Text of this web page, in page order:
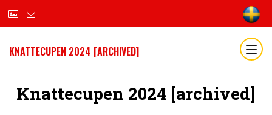
KNATTECUPEN 2024 [ARCHIVED]
Knattecupen 2024 [archived]